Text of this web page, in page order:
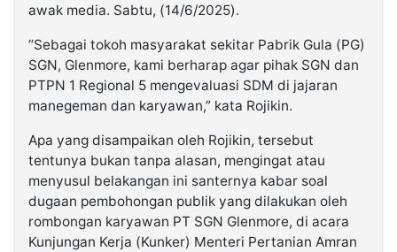
awak media. Sabtu, (14/6/2025).
“Sebagai tokoh masyarakat sekitar Pabrik Gula (PG)
SGN, Glenmore, kami berharap agar pihak SGN dan
PTPN 1 Regional 5 mengevaluasi SDM di jajaran
manegeman dan karyawan,” kata Rojikin.
Apa yang disampaikan oleh Rojikin, tersebut
tentunya bukan tanpa alasan, mengingat atau
menyusul belakangan ini santernya kabar soal
dugaan pembohongan publik yang dilakukan oleh
rombongan karyawan PT SGN Glenmore, di acara
Kunjungan Kerja (Kunker) Menteri Pertanian Amran